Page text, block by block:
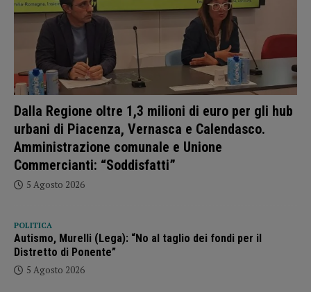
Dalla Regione oltre 1,3 milioni di euro per gli hub
urbani di Piacenza, Vernasca e Calendasco.
Amministrazione comunale e Unione
Commercianti: “Soddisfatti”
5 Agosto 2026
POLITICA
Autismo, Murelli (Lega): “No al taglio dei fondi per il
Distretto di Ponente”
5 Agosto 2026